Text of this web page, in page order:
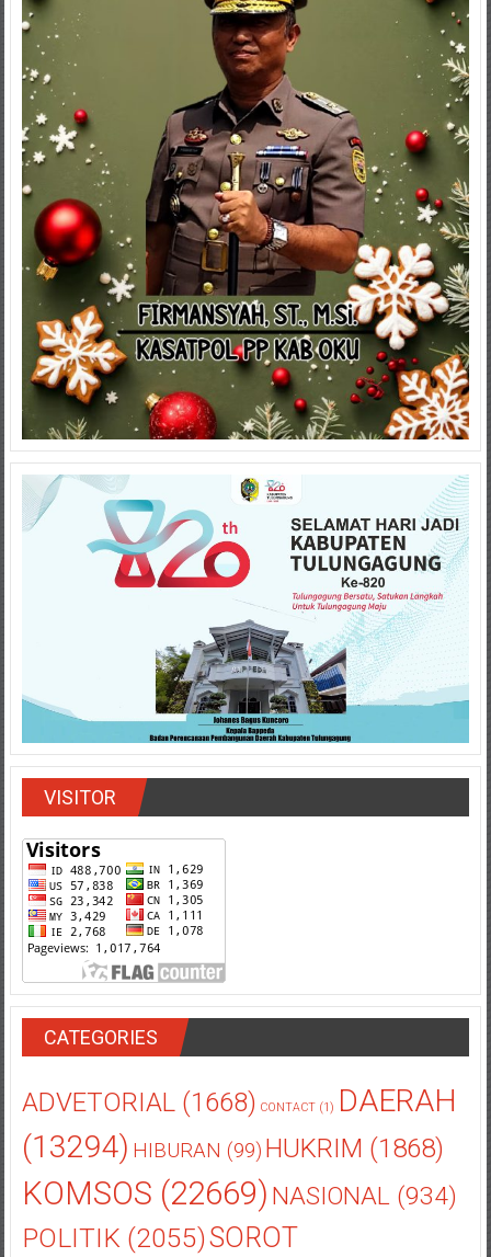
VISITOR
CATEGORIES
ADVETORIAL(1668) CONTACT(1) DAERAH
(13294) HIBURAN (99) HUKRIM (1868)
KOMSOS (22669) NASIONAL(934)
POLITIK(2055)SOROT